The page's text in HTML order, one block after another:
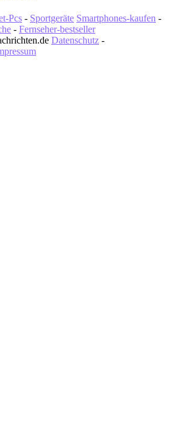
Pcs - Sportgeräte Smartphones-kaufen -
- Fernseher-bestseller
Datenschutz -